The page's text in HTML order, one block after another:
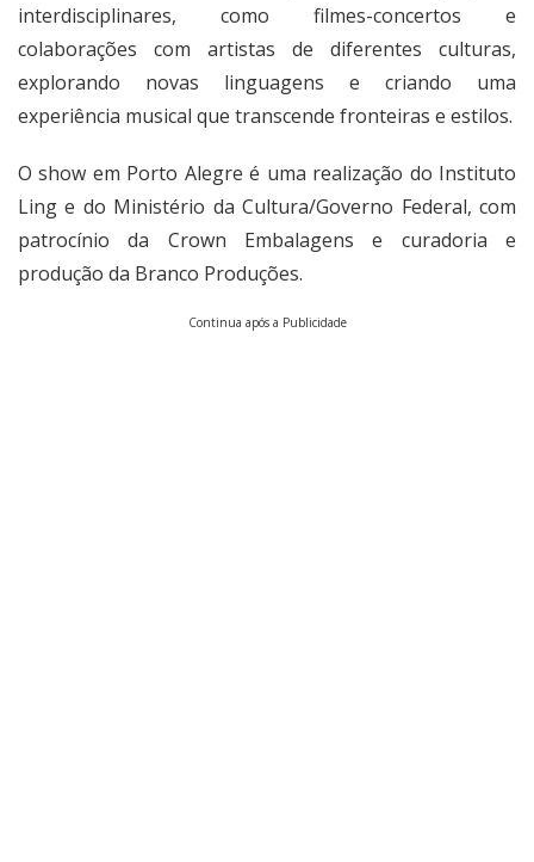
interdisciplinares, como filmes-concertos e
colaborações com artistas de diferentes culturas,
explorando novas linguagens e criando uma
experiência musical que transcende fronteiras e estilos.
O show em Porto Alegre é uma realização do Instituto
Ling e do Ministério da Cultura/Governo Federal, com
patrocínio da Crown Embalagens e curadoria e
produção da Branco Produções.
Continua após a Publicidade